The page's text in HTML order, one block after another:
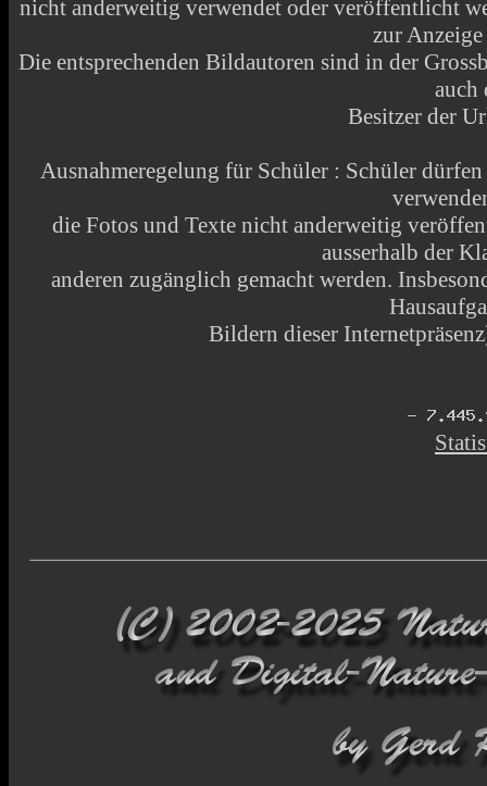
nicht anderweitig verwendet oder veröffentlicht
zur
Die entsprechenden Bildautoren sind in der
auch
Besitzer der
Ausnahmeregelung für Schüler : Schüler
die Fotos und Texte nicht anderweitig
ausserhalb der
anderen zugänglich gemacht werden.
Bildern dieser